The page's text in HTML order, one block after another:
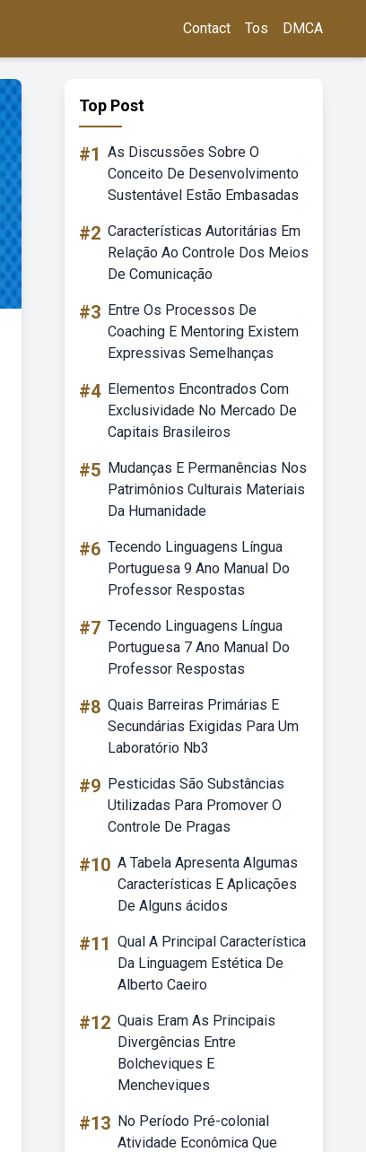
Contact Tos DMCA
Top Post
#1 As Discussões Sobre O
Conceito De Desenvolvimento
Sustentável Estão Embasadas
#2 Características Autoritárias Em
Relação Ao Controle Dos Meios
De Comunicação
#3 Entre Os Processos De
Coaching E Mentoring Existem
Expressivas Semelhanças
#4 Elementos Encontrados Com
Exclusividade No Mercado De
Capitais Brasileiros
#5 Mudanças E Permanências Nos
Patrimônios Culturais Materiais
Da Humanidade
#6 Tecendo Linguagens Língua
Portuguesa 9 Ano Manual Do
Professor Respostas
#7 Tecendo Linguagens Língua
Portuguesa 7 Ano Manual Do
Professor Respostas
#8 Quais Barreiras Primárias E
Secundárias Exigidas Para Um
Laboratório Nb3
#9 Pesticidas São Substâncias
Utilizadas Para Promover O
Controle De Pragas
#10 A Tabela Apresenta Algumas
Características E Aplicações
De Alguns ácidos
#11 Qual A Principal Característica
Da Linguagem Estética De
Alberto Caeiro
#12 Quais Eram As Principais
Divergências Entre
Bolcheviques E
Mencheviques
#13 No Período Pré-colonial
Atividade Econômica Que